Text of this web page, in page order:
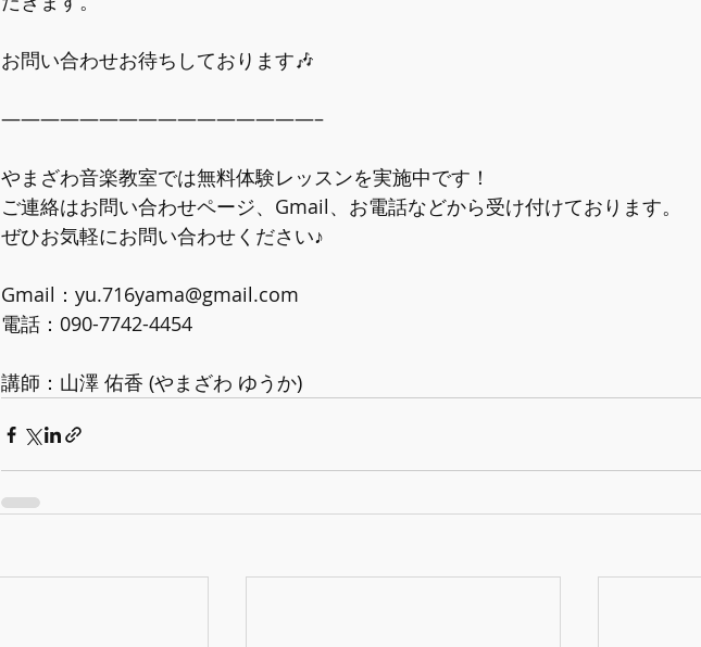
お問い合わせお待ちしております🎶
――――――――――――――――–
やまざわ音楽教室では無料体験レッスンを実施中です！
ご連絡はお問い合わせページ、Gmail、お電話などから受け付けております。
ぜひお気軽にお問い合わせください♪
Gmail：yu.716yama@gmail.com
電話：090-7742-4454
講師：山澤 佑香 (やまざわ ゆうか)